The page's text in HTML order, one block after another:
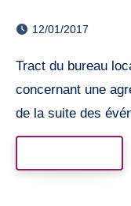
12/01/2017
Tract du bureau local du CP Bourg en Bresse
concernant une
de la suite des